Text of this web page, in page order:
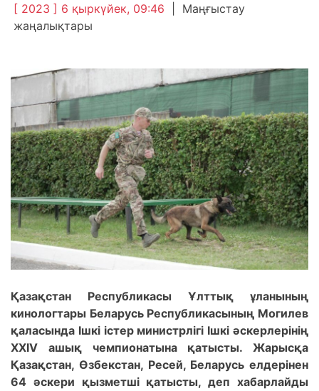
[ 2023 ] 6 қыркүйек, 09:46
Маңғыстау
жаңалықтары
Қазақстан Республикасы Ұлттық ұланының
кинологтары Беларусь Республикасының Могилев
қаласында Ішкі істер министрлігі Ішкі әскерлерінің
XXIV ашық чемпионатына қатысты. Жарысқа
Қазақстан, Өзбекстан, Ресей, Беларусь елдерінен
64 әскери қызметші қатысты, деп хабарлайды